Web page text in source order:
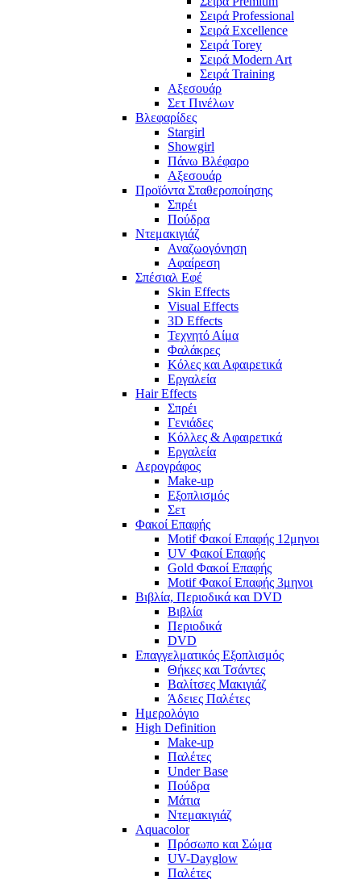
Σειρά Professional
Σειρά Excellence
Σειρά Torey
Σειρά Modern Art
Σειρά Training
Αξεσουάρ
Σετ Πινέλων
Βλεφαρίδες
Stargirl
Showgirl
Πάνω Βλέφαρο
Αξεσουάρ
Προϊόντα Σταθεροποίησης
Σπρέι
Πούδρα
Ντεμακιγιάζ
Αναζωογόνηση
Αφαίρεση
Σπέσιαλ Εφέ
Skin Effects
Visual Effects
3D Effects
Τεχνητό Αίμα
Φαλάκρες
Κόλες και Αφαιρετικά
Εργαλεία
Hair Effects
Σπρέι
Γενιάδες
Κόλλες & Αφαιρετικά
Εργαλεία
Αερογράφος
Make-up
Εξοπλισμός
Σετ
Φακοί Επαφής
Motif Φακοί Επαφής 12μηνοι
UV Φακοί Επαφής
Gold Φακοί Επαφής
Motif Φακοί Επαφής 3μηνοι
Βιβλία, Περιοδικά και DVD
Βιβλία
Περιοδικά
DVD
Επαγγελματικός Εξοπλισμός
Θήκες και Τσάντες
Βαλίτσες Μακιγιάζ
Άδειες Παλέτες
Ημερολόγιο
High Definition
Make-up
Παλέτες
Under Base
Πούδρα
Μάτια
Ντεμακιγιάζ
Aquacolor
Πρόσωπο και Σώμα
UV-Dayglow
Παλέτες